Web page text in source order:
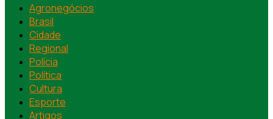
Agronegócios
Brasil
Cidade
Regional
Polícia
Política
Cultura
Esporte
Artigos